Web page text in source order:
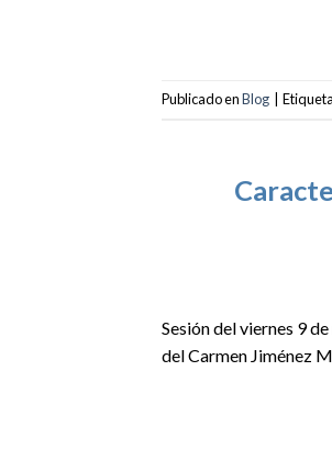
Publicado enBlog
Sesión del viernes 9
del Carmen Jiménez